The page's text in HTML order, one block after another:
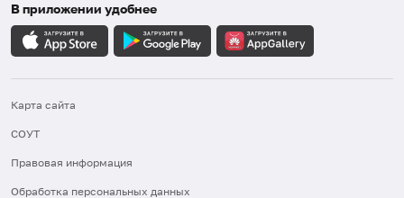
В приложении удобнее
Карта сайта
СОУТ
Правовая информация
Обработка персональных данных